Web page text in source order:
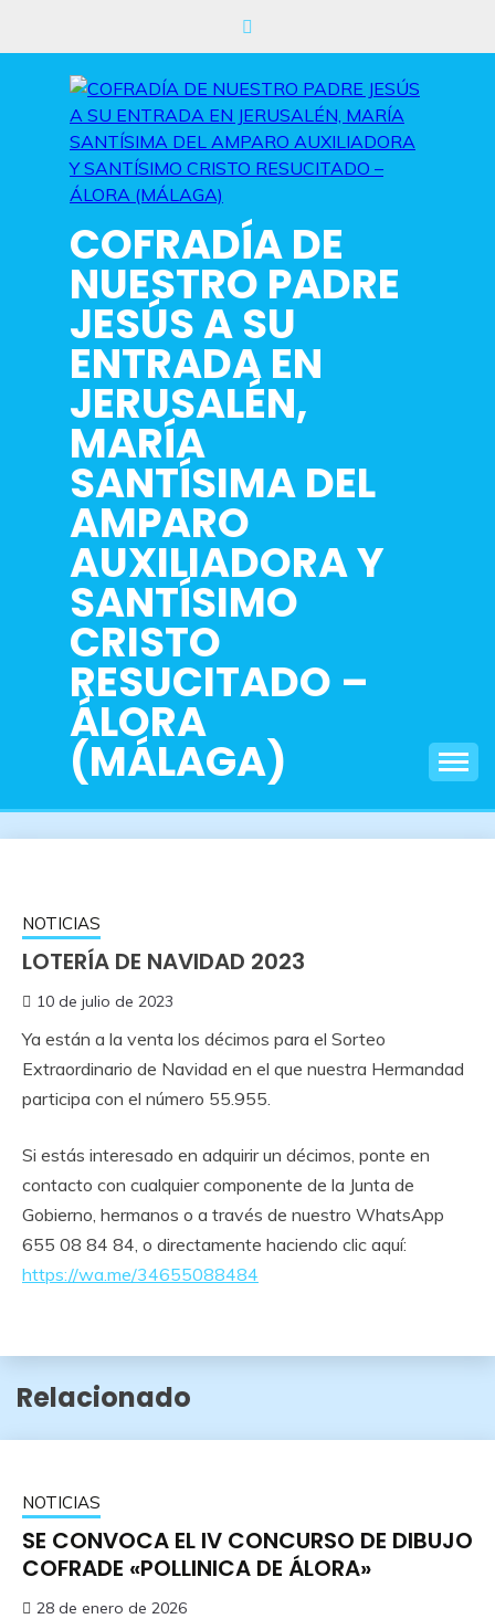
COFRADÍA DE
NUESTRO PADRE
JESÚS A SU
ENTRADA EN
JERUSALÉN,
MARÍA
SANTÍSIMA DEL
AMPARO
AUXILIADORA Y
SANTÍSIMO
CRISTO
RESUCITADO –
ÁLORA
(MÁLAGA)
NOTICIAS
LOTERÍA DE NAVIDAD 2023
10 de julio de 2023
Ya están a la venta los décimos para el Sorteo
Extraordinario de Navidad en el que nuestra Hermandad
participa con el número 55.955.
Si estás interesado en adquirir un décimos, ponte en
contacto con cualquier componente de la Junta de
Gobierno, hermanos o a través de nuestro WhatsApp
655 08 84 84, o directamente haciendo clic aquí:
https://wa.me/34655088484
Relacionado
NOTICIAS
SE CONVOCA EL IV CONCURSO DE DIBUJO
COFRADE «POLLINICA DE ÁLORA»
28 de enero de 2026